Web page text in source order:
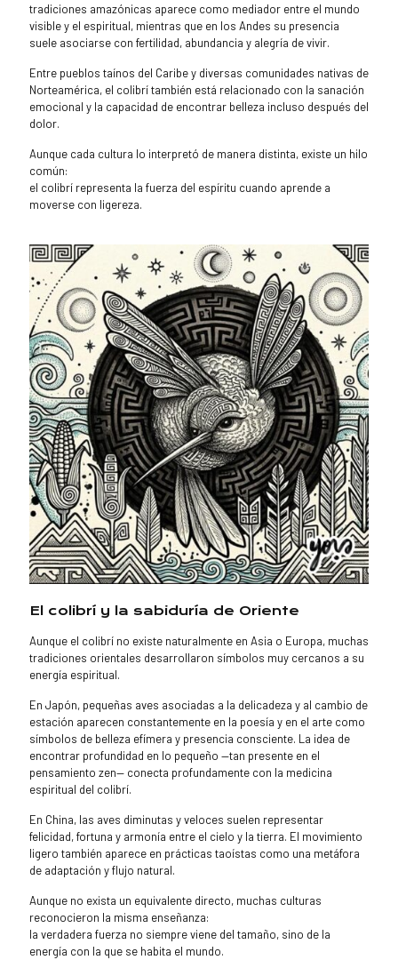
tradiciones amazónicas aparece como mediador entre el mundo
visible y el espiritual, mientras que en los Andes su presencia
suele asociarse con fertilidad, abundancia y alegría de vivir.
Entre pueblos taínos del Caribe y diversas comunidades nativas de
Norteamérica, el colibrí también está relacionado con la sanación
emocional y la capacidad de encontrar belleza incluso después del
dolor.
Aunque cada cultura lo interpretó de manera distinta, existe un hilo
común:
el colibrí representa la fuerza del espíritu cuando aprende a
moverse con ligereza.
El colibrí y la sabiduría de Oriente
Aunque el colibrí no existe naturalmente en Asia o Europa, muchas
tradiciones orientales desarrollaron símbolos muy cercanos a su
energía espiritual.
En Japón, pequeñas aves asociadas a la delicadeza y al cambio de
estación aparecen constantemente en la poesía y en el arte como
símbolos de belleza efímera y presencia consciente. La idea de
encontrar profundidad en lo pequeño —tan presente en el
pensamiento zen— conecta profundamente con la medicina
espiritual del colibrí.
En China, las aves diminutas y veloces suelen representar
felicidad, fortuna y armonía entre el cielo y la tierra. El movimiento
ligero también aparece en prácticas taoístas como una metáfora
de adaptación y flujo natural.
Aunque no exista un equivalente directo, muchas culturas
reconocieron la misma enseñanza:
la verdadera fuerza no siempre viene del tamaño, sino de la
energía con la que se habita el mundo.